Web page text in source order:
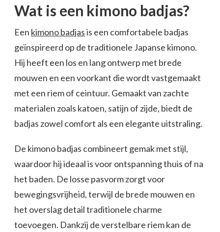
Wat is een kimono badjas?
Een kimono badjasis een comfortabele badjas
geïnspireerd op de traditionele Japanse kimono.
Hij heeft een los en lang ontwerp met brede
mouwen en een voorkant die wordt vastgemaakt
met een riem of ceintuur. Gemaakt van zachte
materialen zoals katoen, satijn of zijde, biedt de
badjas zowel comfort als een elegante uitstraling.
De kimono badjas combineert gemak met stijl,
waardoor hij ideaal is voor ontspanning thuis of na
het baden. De losse pasvorm zorgt voor
bewegingsvrijheid, terwijl de brede mouwen en
het overslag detail traditionele charme
toevoegen. Dankzij de verstelbare riem kan de